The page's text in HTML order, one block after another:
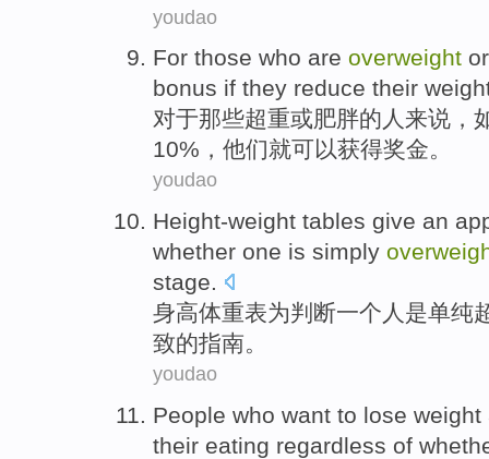
youdao
For those who are overweight or
bonus if they reduce their
对于那些超重或肥胖的人来说，
10%，他们就可以获得奖金。
youdao
Height-weight tables give an
whether one is simply
stage.
身高体重表为判断一个人 是单纯
致的指南。
youdao
People who want to lose weight
their eating regardless of